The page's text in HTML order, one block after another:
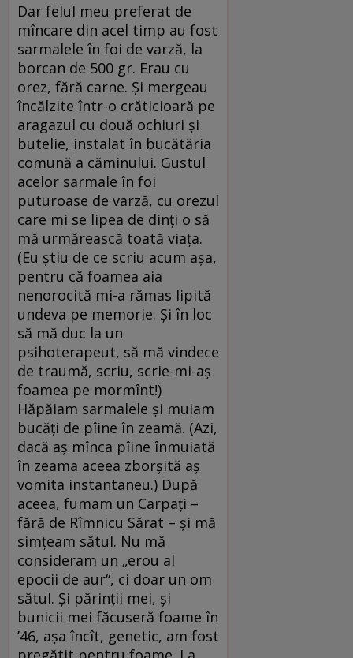
Dar felul meu preferat de
mîncare din acel timp au fost
sarmalele în foi de varză, la
borcan de 500 gr. Erau cu
orez, fără carne. Şi mergeau
încălzite într-o crăticioară pe
aragazul cu două ochiuri şi
butelie, instalat în bucătăria
comună a căminului. Gustul
acelor sarmale în foi
puturoase de varză, cu orezul
care mi se lipea de dinţi o să
mă urmărească toată viaţa.
(Eu ştiu de ce scriu acum aşa,
pentru că foamea aia
nenorocită mi-a rămas lipită
undeva pe memorie. Şi în loc
să mă duc la un
psihoterapeut, să mă vindece
de traumă, scriu, scrie-mi-aş
foamea pe mormînt!)
Hăpăiam sarmalele şi muiam
bucăţi de pîine în zeamă. (Azi,
dacă aş mînca pîine înmuiată
în zeama aceea zborşită aş
vomita instantaneu.) După
aceea, fumam un Carpaţi –
fără de Rîmnicu Sărat – şi mă
simţeam sătul. Nu mă
consideram un „erou al
epocii de aur“, ci doar un om
sătul. Şi părinţii mei, şi
bunicii mei făcuseră foame în
’46, aşa încît, genetic, am fost